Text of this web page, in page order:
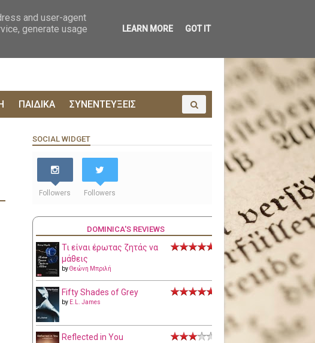
ΠΑΙΔΙΚΑ ΣΥΝΕΝΤΕΥΞΕΙΣ
SOCIAL WIDGET
Followers Followers
DOMINICA'S REVIEWS
Τι είναι έρωτας ζητάς να
μάθεις
byΘεώνη Μπριλή
Fifty Shades of Grey
by E.L. James
Reflected in You
and user-agent
generate usage
LEARN MORE GOT IT